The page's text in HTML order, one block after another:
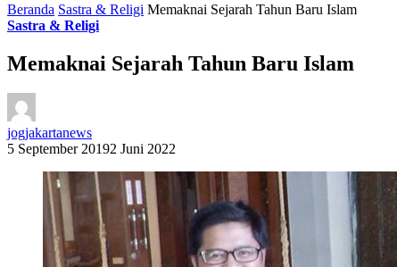
Beranda Sastra & Religi Memaknai Sejarah Tahun Baru Islam
Sastra & Religi
Memaknai Sejarah Tahun Baru Islam
jogjakartanews
5 September 20192 Juni 2022